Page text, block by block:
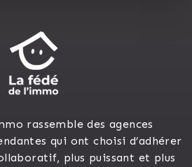
rassemble des agences
qui ont choisi d’adhérer
plus puissant et plus